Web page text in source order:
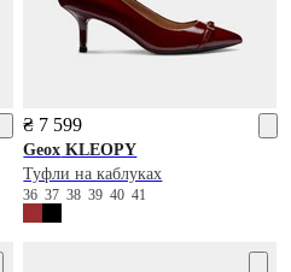
₴ 7 599
Geox KLEOPY
Туфли на каблуках
363738394041